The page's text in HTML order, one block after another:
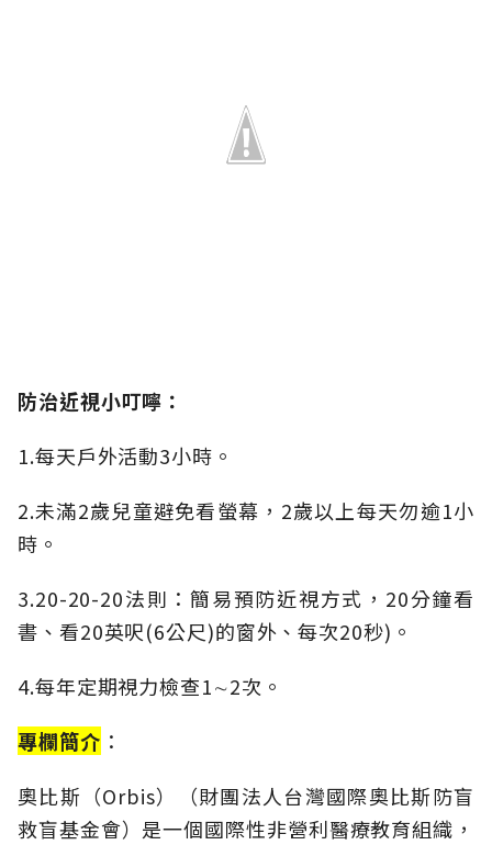
防治近視小叮嚀：
1.每天戶外活動3小時。
2.未滿2歲兒童避免看螢幕，2歲以上每天勿逾1小
時。
3.20-20-20法則：簡易預防近視方式，20分鐘看
書、看20英呎(6公尺)的窗外、每次20秒)。
4.每年定期視力檢查1∼2次。
專欄簡介 ：
奧比斯（Orbis）（財團法人台灣國際奧比斯防盲
救盲基金會）是一個國際性非營利醫療教育組織，